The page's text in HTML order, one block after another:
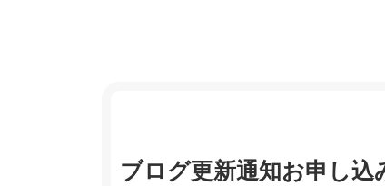
ブログ更新通知お申し込